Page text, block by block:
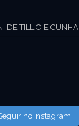
DE TILLIO E CUNHA
no Instagram